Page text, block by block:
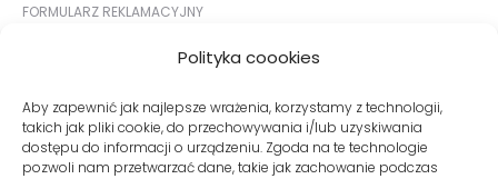
Polityka coookies
Aby zapewnić jak najlepsze wrażenia, korzystamy z technologii,
takich jak pliki cookie, do przechowywania i/lub uzyskiwania
dostępu do informacji o urządzeniu. Zgoda na te technologie
pozwoli nam przetwarzać dane, takie jak zachowanie podczas
FORMULARZ REKLAMACYJNY
DOSTAWA I KOSZTY DOSTAWY
TABELA ROZMIARÓW